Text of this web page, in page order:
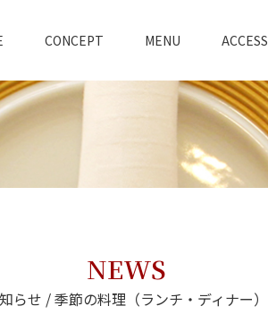
CONCEPT MENU ACCESS
NEWS
らせ / 季節の料理（ランチ・ディナー）